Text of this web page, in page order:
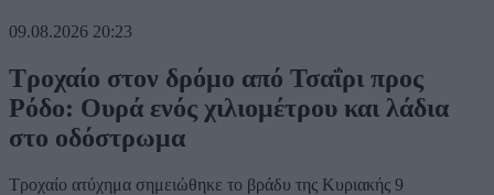
09.08.2026 20:23
Τροχαίο στον δρόμο από Τσαΐρι προς
Ρόδο: Ουρά ενός χιλιομέτρου και λάδια
στο οδόστρωμα
Τροχαίο ατύχημα σημειώθηκε το βράδυ της Κυριακής 9